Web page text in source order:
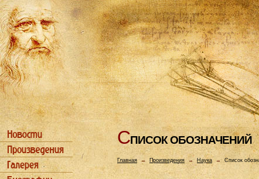
СПИСОК ОБОЗHАЧЕHИЙ
Главная→ Произведения → Наука →Список